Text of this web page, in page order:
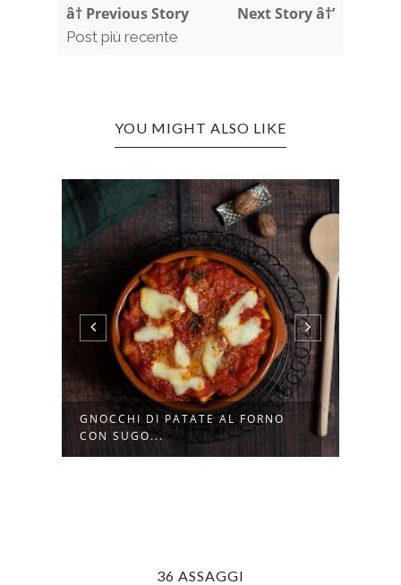
â† Previous Story
Post più recente
Next Story â†’
YOU MIGHT ALSO LIKE
GNOCCHI DI PATATE AL FORNO
CON SUGO...
36 ASSAGGI